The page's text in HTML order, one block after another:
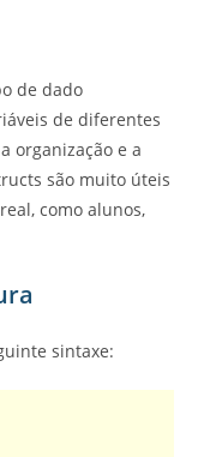
de dado
de diferentes
organização e a
são muito úteis
como alunos,
sintaxe: